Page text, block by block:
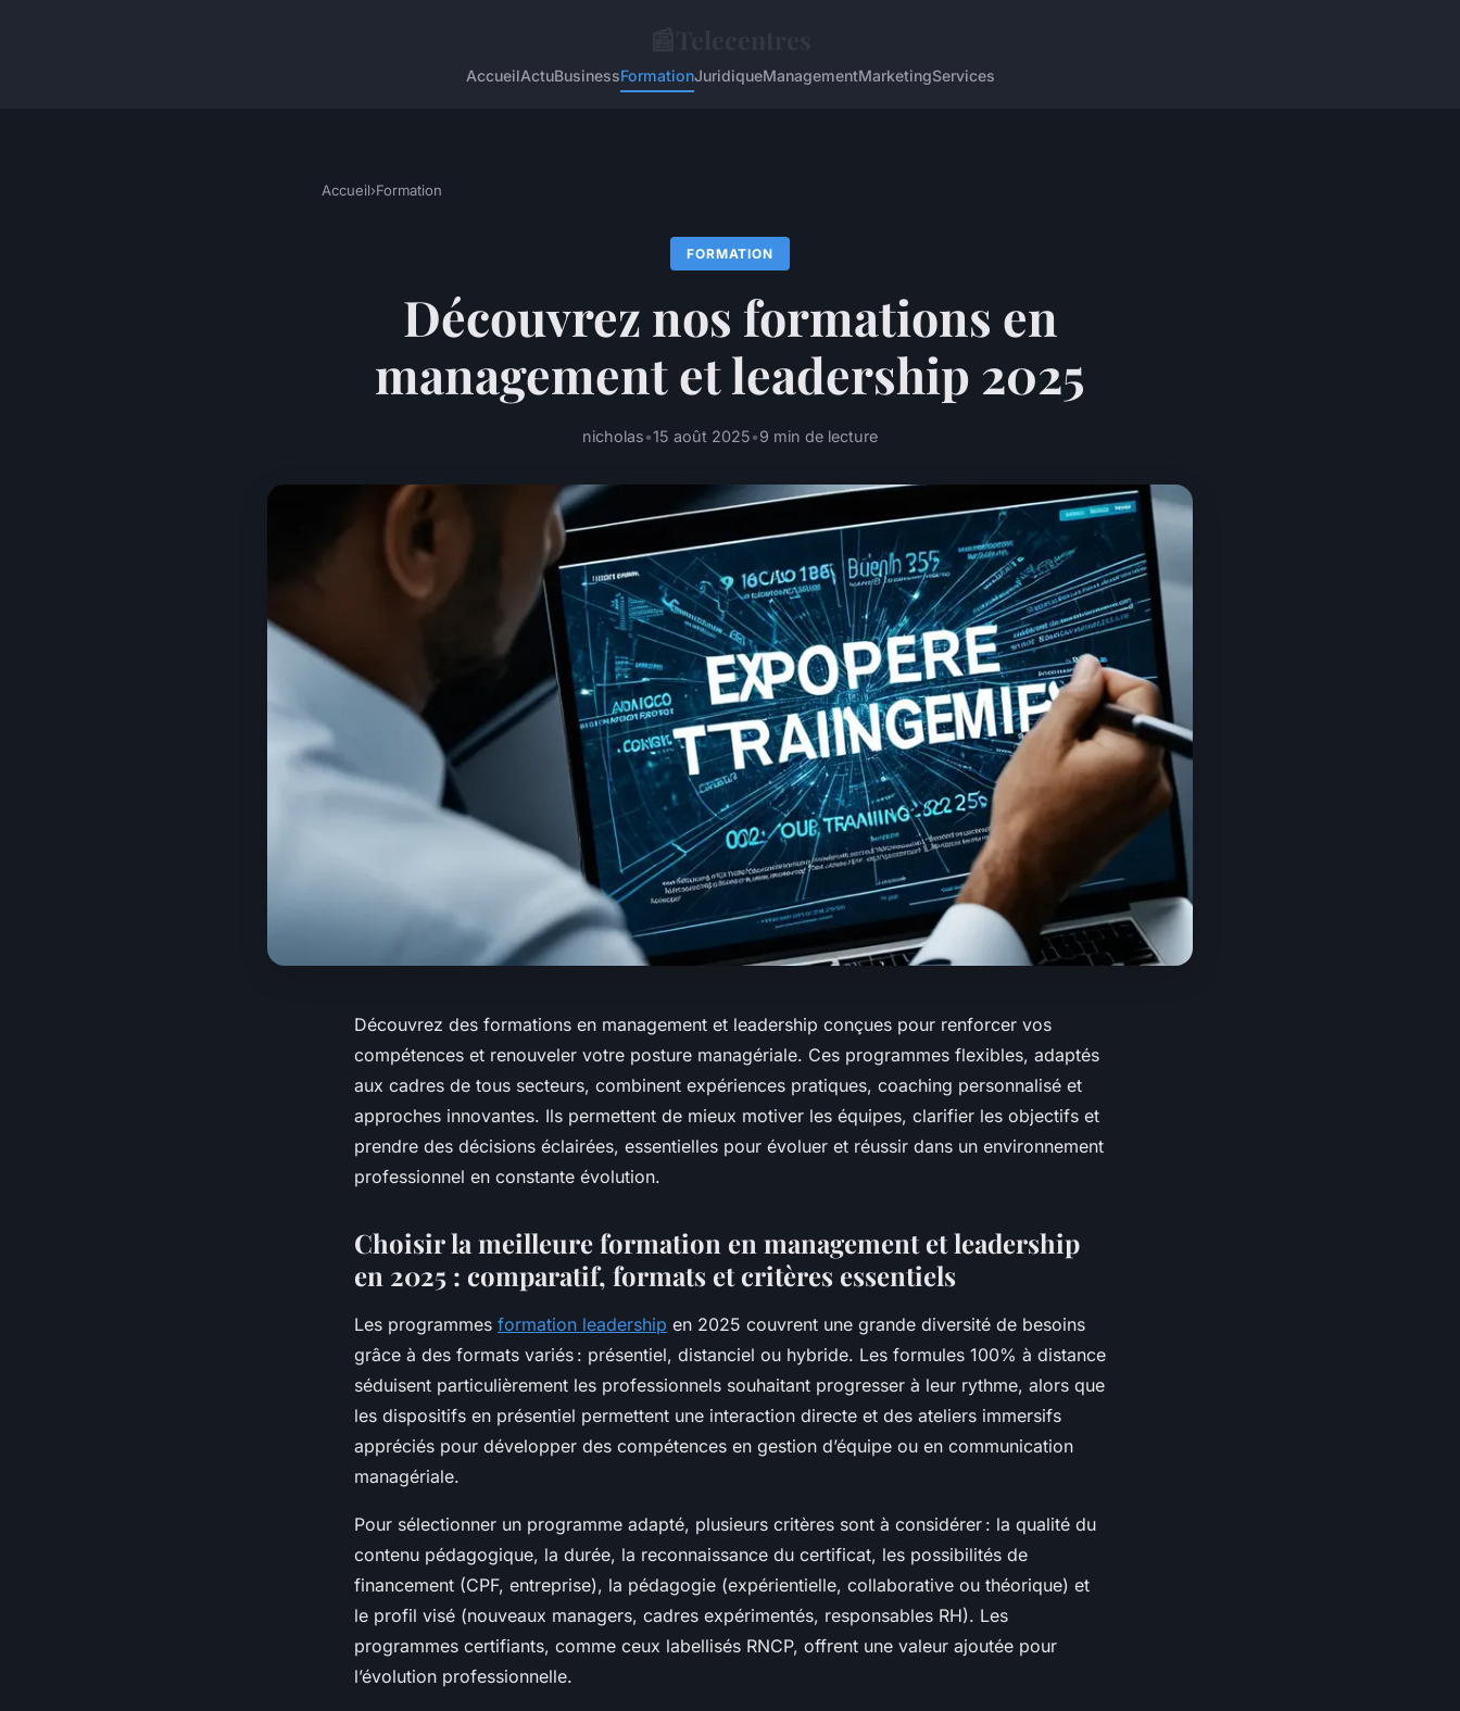
AccueilActuBusinessFormationJuridiqueManagementMarketingServices
Accueil›Formation
FORMATION
Découvrez nos formations en
management et leadership 2025
nicholas•15 août 2025•9 min de lecture
Découvrez des formations en management et leadership conçues pour renforcer vos
compétences et renouveler votre posture managériale. Ces programmes flexibles, adaptés
aux cadres de tous secteurs, combinent expériences pratiques, coaching personnalisé et
approches innovantes. Ils permettent de mieux motiver les équipes, clarifier les objectifs et
prendre des décisions éclairées, essentielles pour évoluer et réussir dans un environnement
professionnel en constante évolution.
Choisir la meilleure formation en management et leadership
en 2025 : comparatif, formats et critères essentiels
Les programmes formation leadership en 2025 couvrent une grande diversité de besoins
grâce à des formats variés : présentiel, distanciel ou hybride. Les formules 100% à distance
séduisent particulièrement les professionnels souhaitant progresser à leur rythme, alors que
les dispositifs en présentiel permettent une interaction directe et des ateliers immersifs
appréciés pour développer des compétences en gestion d’équipe ou en communication
managériale.
Pour sélectionner un programme adapté, plusieurs critères sont à considérer : la qualité du
contenu pédagogique, la durée, la reconnaissance du certificat, les possibilités de
financement (CPF, entreprise), la pédagogie (expérientielle, collaborative ou théorique) et
le profil visé (nouveaux managers, cadres expérimentés, responsables RH). Les
programmes certifiants, comme ceux labellisés RNCP, offrent une valeur ajoutée pour
l’évolution professionnelle.